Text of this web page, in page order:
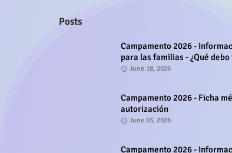
Posts
Campamento 2026 -
para las familias - ¿Qué
June 18, 2026
Campamento 2026 - Ficha
autorización
June 03, 2026
Campamento 2026 -